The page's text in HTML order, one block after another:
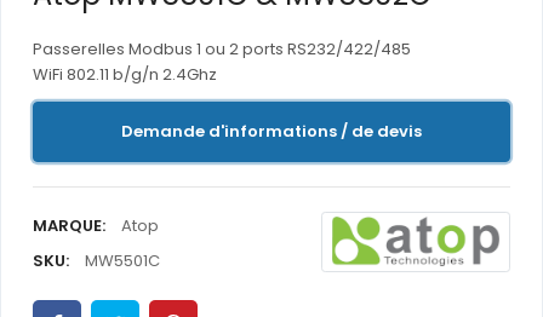
Passerelles Modbus 1 ou 2 ports RS232/422/485
WiFi 802.11 b/g/n 2.4Ghz
Demande d'informations / de devis
MARQUE:
Atop
SKU:
MW5501C